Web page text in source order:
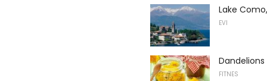
Lake
EVI
FITNES